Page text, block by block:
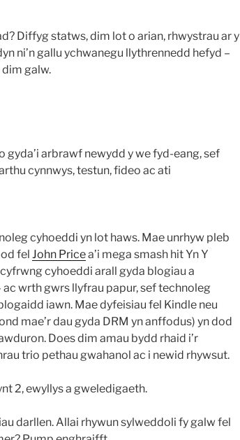
Diffyg statws, dim lot o arian, rhwystrau ar y
ni’n gallu ychwanegu llythrennedd hefyd –
galw.
gyda’i arbrawf newydd y we fyd-eang, sef
cynnwys, testun, fideo ac ati
cyhoeddi yn lot haws. Mae unrhyw pleb
fel John Pricea’i mega smash hit Yn Y
cyhoeddi arall gyda blogiau a
wrth gwrs llyfrau papur, sef technoleg
iawn. Mae dyfeisiau fel Kindle neu
mae’r dau gyda DRM yn anffodus) yn dod
Does dim amau bydd rhaid i’r
trio pethau gwahanol ac i newid rhywsut.
2, ewyllys a gweledigaeth.
darllen. Allai rhywun sylweddoli fy galw fel